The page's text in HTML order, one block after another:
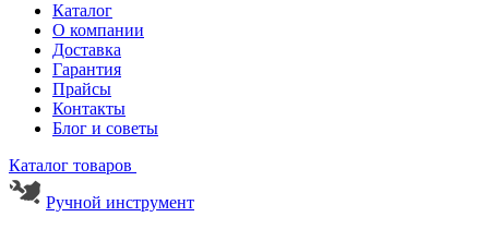
Каталог
О компании
Доставка
Гарантия
Прайсы
Контакты
Блог и советы
Каталог товаров
Ручной инструмент